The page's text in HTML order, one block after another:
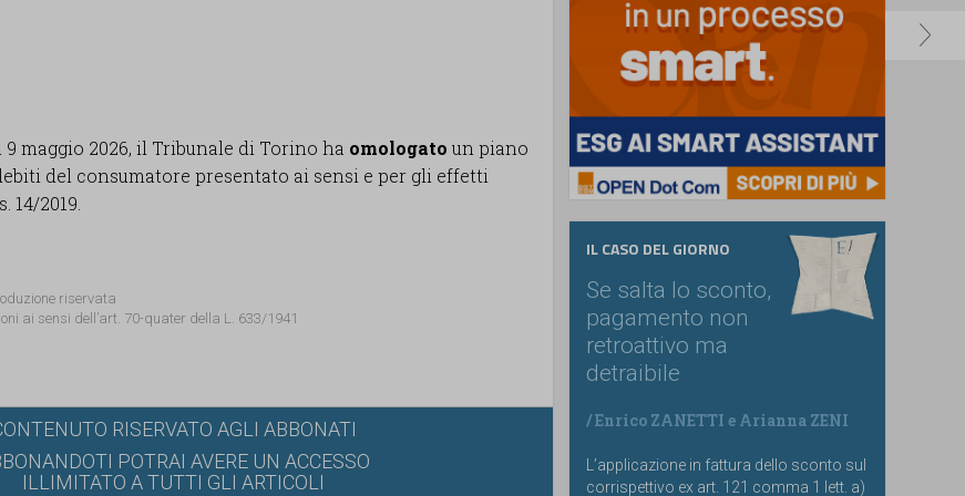
9 maggio 2026, il Tribunale di Torino ha omologato un piano
del consumatore presentato ai sensi e per gli effetti
14/2019.
riservata
ai sensi dell’art. 70-quater della L. 633/1941
RISERVATO AGLI ABBONATI
POTRAI AVERE UN ACCESSO
ILLIMITATO A TUTTI GLI ARTICOLI
IL CASO DEL GIORNO
Se salta lo sconto,
pagamento non
retroattivo ma
detraibile
/Enrico ZANETTI e Arianna ZENI
L’applicazione in fattura dello sconto sul
corrispettivo ex art. 121 comma 1 lett. a)